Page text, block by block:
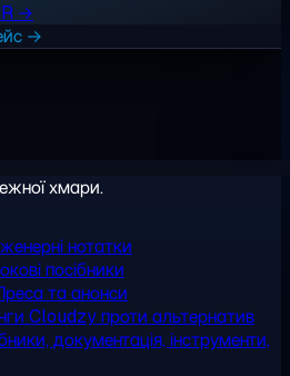
→
→
хмари.
нотатки
посібники
та анонси
Cloudzy проти альтернатив
документація, інструменти,